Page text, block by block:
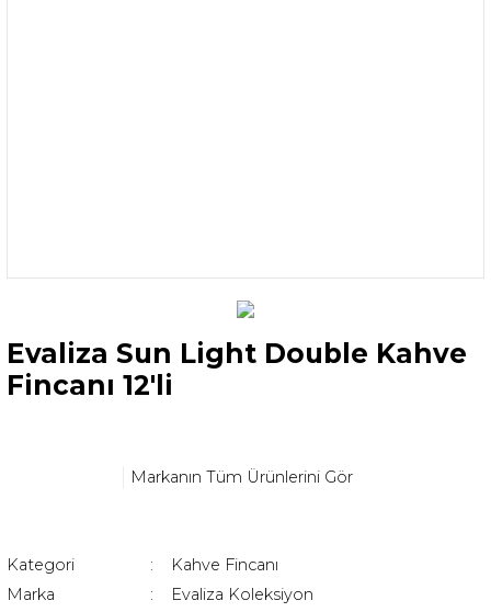
Evaliza Sun Light Double Kahve
Fincanı 12'li
Markanın Tüm Ürünlerini Gör
Kategori
Kahve Fincanı
Marka
Evaliza Koleksiyon